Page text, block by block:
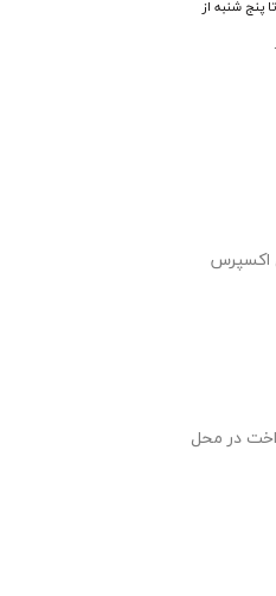
پنج شنبه از
اکسپرس
در محل